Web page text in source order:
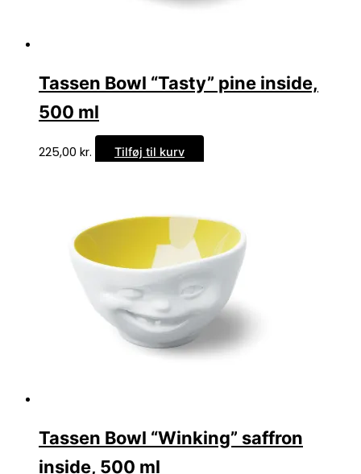
Tassen Bowl “Tasty” pine inside,
500 ml
225,00 kr. Tilføj til kurv
Tassen Bowl “Winking” saffron
inside, 500 ml